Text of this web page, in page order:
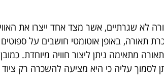
לא שגרתיים, אשר מצד אחד ייצרו את
תאורה, באופן אוטומטי חושבים על ספוטים
מתאימה ניתן ליצור חוויה מיוחדת.
עליה כי היא מציעה להשכרה רק